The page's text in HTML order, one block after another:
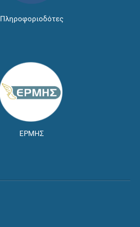
Πληροφοριοδότες
ΕΡΜΗΣ